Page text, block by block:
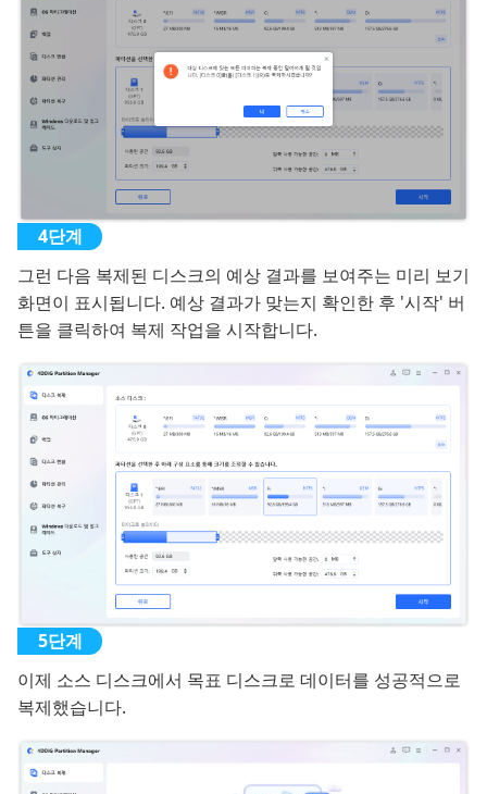
그런 다음 복제된 디스크의 예상 결과를 보여주는 미리 보기
화면이 표시됩니다. 예상 결과가 맞는지 확인한 후 '시작' 버
튼을 클릭하여 복제 작업을 시작합니다.
이제 소스 디스크에서 목표 디스크로 데이터를 성공적으로
복제했습니다.